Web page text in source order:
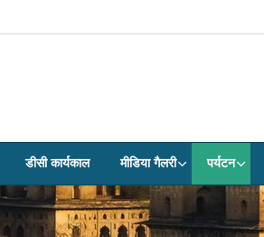
डीसी कार्यकाल मीडिया गैलरी पर्यटन